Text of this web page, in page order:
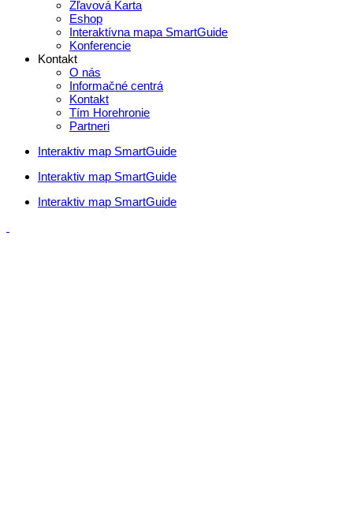
Zľavová Karta
Eshop
Interaktívna mapa SmartGuide
Konferencie
Kontakt
O nás
Informačné centrá
Kontakt
Tím Horehronie
Partneri
Interaktiv map SmartGuide
Interaktiv map SmartGuide
Interaktiv map SmartGuide